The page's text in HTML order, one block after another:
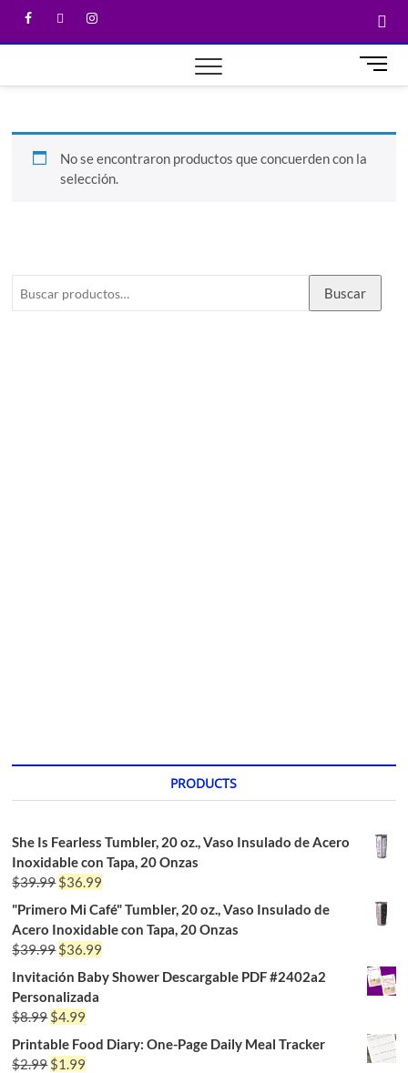
M
e
u
No se encontraron productos que concuerden con la
selección.
Buscar
PRODUCTS
She Is Fearless Tumbler, 20 oz., Vaso Insulado de Acero
Inoxidable con Tapa, 20 Onzas
$39.99$36.99
"Primero Mi Café" Tumbler, 20 oz., Vaso Insulado de
Acero Inoxidable con Tapa, 20 Onzas
$39.99$36.99
Invitación Baby Shower Descargable PDF #2402a2
Personalizada
$8.99$4.99
Printable Food Diary: One-Page Daily Meal Tracker
$2.99$1.99